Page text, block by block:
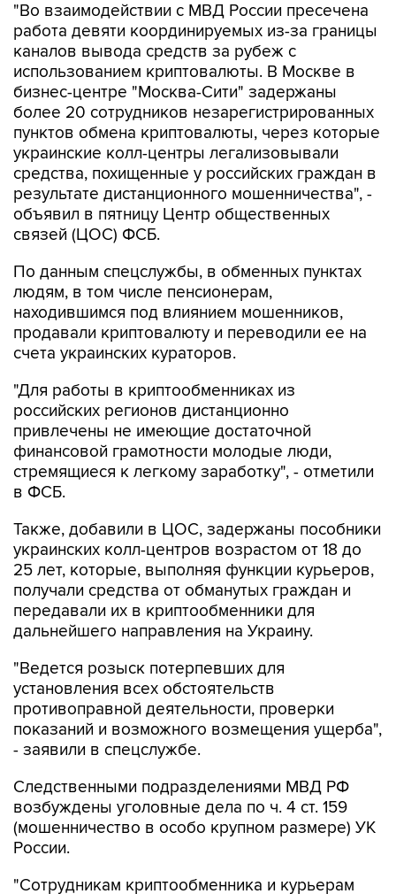
"Во взаимодействии с МВД России пресечена
работа девяти координируемых из-за границы
каналов вывода средств за рубеж с
использованием криптовалюты. В Москве в
бизнес-центре "Москва-Сити" задержаны
более 20 сотрудников незарегистрированных
пунктов обмена криптовалюты, через которые
украинские колл-центры легализовывали
средства, похищенные у российских граждан в
результате дистанционного мошенничества", -
объявил в пятницу Центр общественных
связей (ЦОС) ФСБ.
По данным спецслужбы, в обменных пунктах
людям, в том числе пенсионерам,
находившимся под влиянием мошенников,
продавали криптовалюту и переводили ее на
счета украинских кураторов.
"Для работы в криптообменниках из
российских регионов дистанционно
привлечены не имеющие достаточной
финансовой грамотности молодые люди,
стремящиеся к легкому заработку", - отметили
в ФСБ.
Также, добавили в ЦОС, задержаны пособники
украинских колл-центров возрастом от 18 до
25 лет, которые, выполняя функции курьеров,
получали средства от обманутых граждан и
передавали их в криптообменники для
дальнейшего направления на Украину.
"Ведется розыск потерпевших для
установления всех обстоятельств
противоправной деятельности, проверки
показаний и возможного возмещения ущерба",
- заявили в спецслужбе.
Следственными подразделениями МВД РФ
возбуждены уголовные дела по ч. 4 ст. 159
(мошенничество в особо крупном размере) УК
России.
"Сотрудникам криптообменника и курьерам